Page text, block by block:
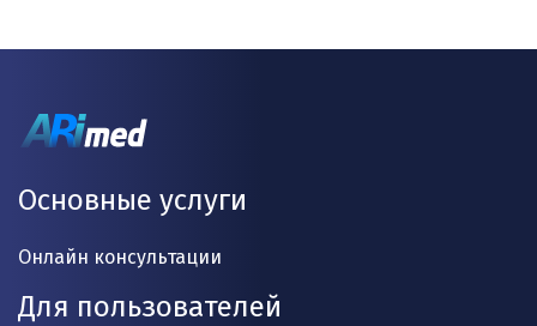
Основные услуги
Онлайн консультации
Для пользователей